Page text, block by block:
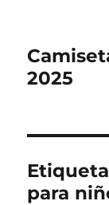
2025
para